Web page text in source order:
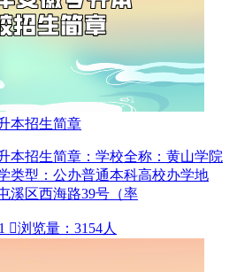
本招生简章
本招生简章：学校全称：黄山学院
类型：公办普通本科高校办学地
溪区西海路39号（率
浏览量：3154人